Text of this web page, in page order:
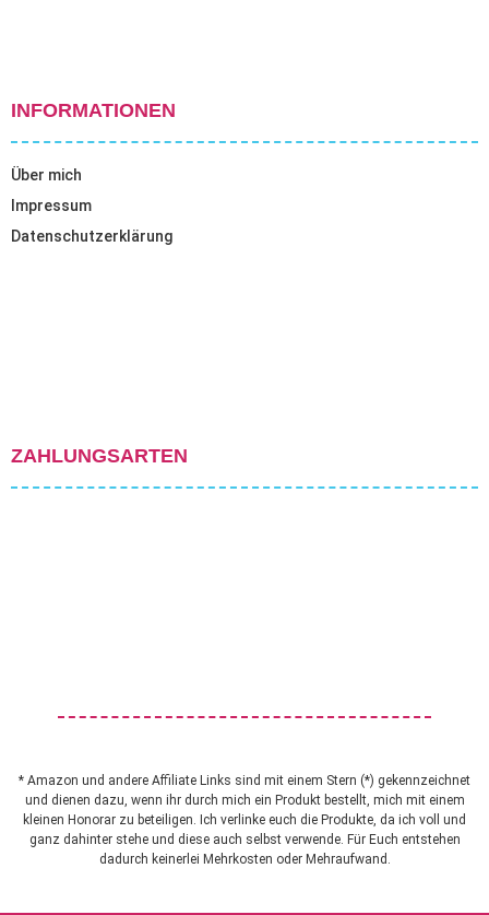
INFORMATIONEN
Über mich
Impressum
Datenschutzerklärung
ZAHLUNGSARTEN
* Amazon und andere Affiliate Links sind mit einem Stern (*) gekennzeichnet
und dienen dazu, wenn ihr durch mich ein Produkt bestellt, mich mit einem
kleinen Honorar zu beteiligen. Ich verlinke euch die Produkte, da ich voll und
ganz dahinter stehe und diese auch selbst verwende. Für Euch entstehen
dadurch keinerlei Mehrkosten oder Mehraufwand.